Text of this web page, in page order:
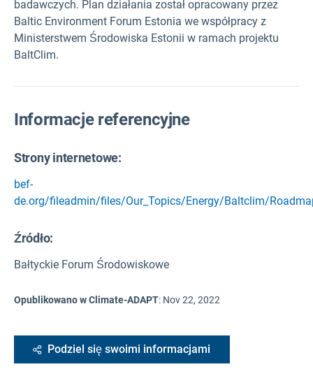
badawczych. Plan działania został opracowany przez
Baltic Environment Forum Estonia we współpracy z
Ministerstwem Środowiska Estonii w ramach projektu
BaltClim.
Informacje referencyjne
Strony internetowe:
bef-
de.org/fileadmin/files/Our_Topics/Energy/Baltclim/
Źródło:
Bałtyckie Forum Środowiskowe
Opublikowano w Climate-ADAPT: Nov 22, 2022
Podziel się swoimi informacjami